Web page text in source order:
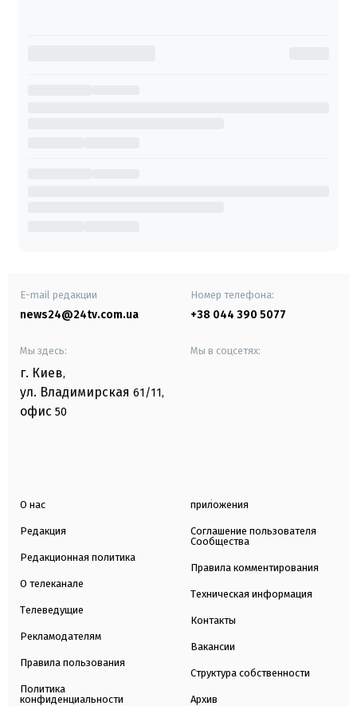
E-mail редакции
news24@24tv.com.ua
Номер телефона:
+38 044 390 5077
Мы здесь:
г. Киев,
ул. Владимирская 61/11,
офис 50
Мы в соцсетях:
О нас
Редакция
Редакционная политика
О телеканале
Телеведущие
Рекламодателям
Правила пользования
Политика
конфиденциальности
приложения
Соглашение пользователя
Сообщества
Правила комментирования
Техническая информация
Контакты
Вакансии
Структура собственности
Архив